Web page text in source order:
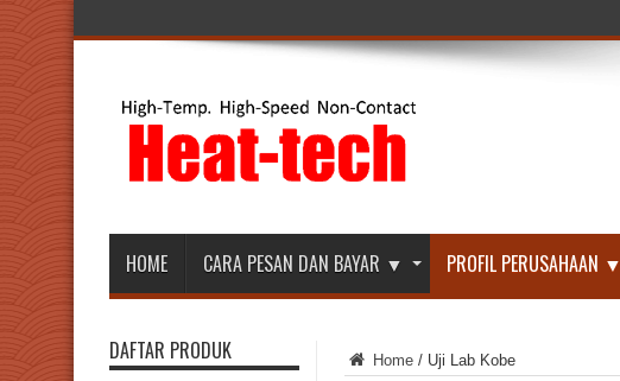
HOME CARA PESAN DAN BAYAR ▼ PROFIL PERUSAHAAN ▼
Home / Uji Lab Kobe
DAFTAR PRODUK